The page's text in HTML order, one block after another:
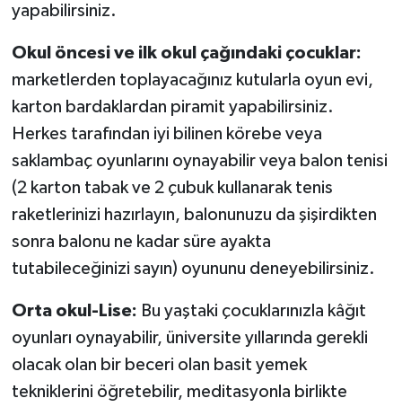
yapabilirsiniz.
Okul öncesi ve ilk okul çağındaki çocuklar:
marketlerden toplayacağınız kutularla oyun evi,
karton bardaklardan piramit yapabilirsiniz.
Herkes tarafından iyi bilinen körebe veya
saklambaç oyunlarını oynayabilir veya balon tenisi
(2 karton tabak ve 2 çubuk kullanarak tenis
raketlerinizi hazırlayın, balonunuzu da şişirdikten
sonra balonu ne kadar süre ayakta
tutabileceğinizi sayın) oyununu deneyebilirsiniz.
Orta okul-Lise: Bu yaştaki çocuklarınızla kâğıt
oyunları oynayabilir, üniversite yıllarında gerekli
olacak olan bir beceri olan basit yemek
tekniklerini öğretebilir, meditasyonla birlikte